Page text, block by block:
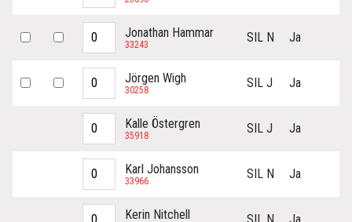
Jonathan Hammar
33243 SIL N Ja
Jörgen Wigh
30258 SIL J Ja
Kalle Östergren
35918 SIL J Ja
Karl Johansson
33966 SIL N Ja
Kerin Nitchell